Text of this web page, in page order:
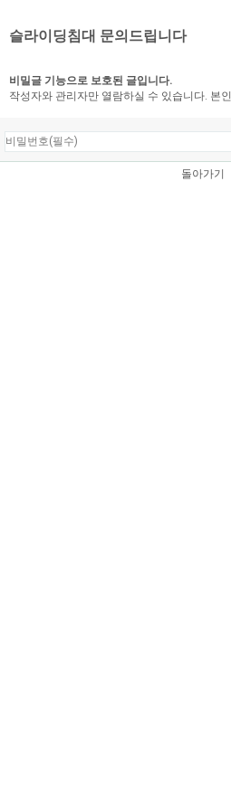
슬라이딩침대 문의드립니다
비밀글 기능으로 보호된 글입니다.
작성자와 관리자만 열람하실 수 있습니다. 본
돌아가기